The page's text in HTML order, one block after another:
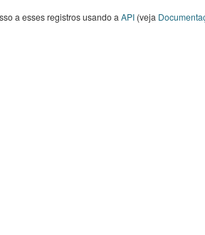
a esses registros usando a API(veja